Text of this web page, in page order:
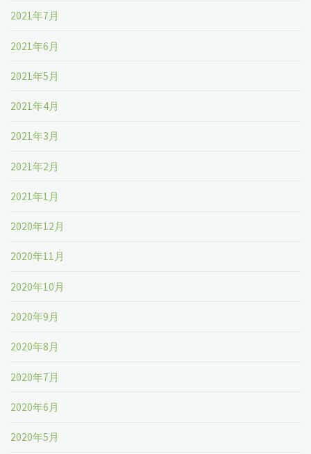
2021年7月
2021年6月
2021年5月
2021年4月
2021年3月
2021年2月
2021年1月
2020年12月
2020年11月
2020年10月
2020年9月
2020年8月
2020年7月
2020年6月
2020年5月